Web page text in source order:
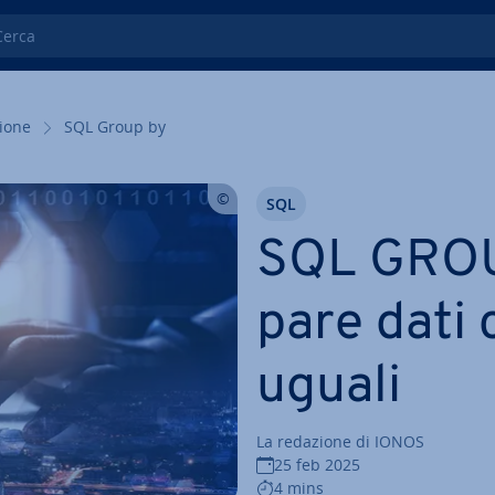
SQL Group by
SQL
pa­re dati
uguali
La redazione di IONOS
25 feb 2025
4 mins
SQL